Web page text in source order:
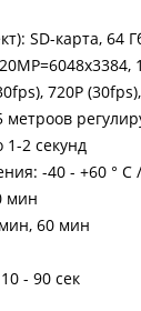
SD-карта, 64
720P
метроов
2 секунд
-40 - +60 ° C
мин
60 мин
- 90 сек